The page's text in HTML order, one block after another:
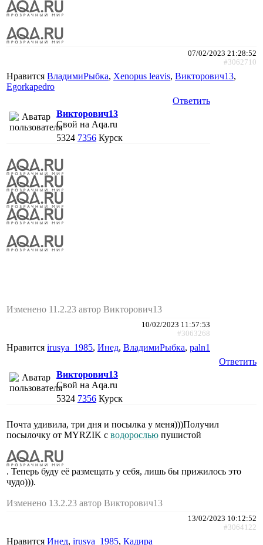
07/02/2023 21:28:52
#3062710
Нравится ВладимиРыбка, Xenopus leavis, Викторович13,
Egorkapedro
Ответить
Викторович13
Свой на Aqa.ru
5324 7356 Курск
Изменено 11.2.23 автор Викторович13
10/02/2023 11:57:53
#3063268
Нравится irusya_1985, Инед, ВладимиРыбка, paln1
Ответить
Викторович13
Свой на Aqa.ru
5324 7356 Курск
Почта удивила, три дня и посылка у меня)))Получил
посылочку от MYRZIK с водорослью пушистой
. Теперь буду еë размещать у себя, лишь бы прижилось это
чудо))).
Изменено 13.2.23 автор Викторович13
13/02/2023 10:12:52
#3064122
Нравится Инед, irusya_1985, Кадира